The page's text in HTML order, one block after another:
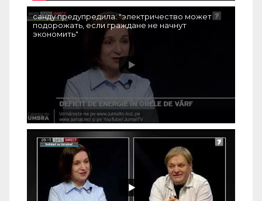
санду предупредила: "электричество может
подорожать, если граждане не начнут
экономить"